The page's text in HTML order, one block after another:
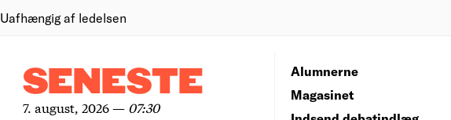
Uafhængig af ledelsen
SENESTE
7. august, 2026— 07:30
Alumnerne
Magasinet